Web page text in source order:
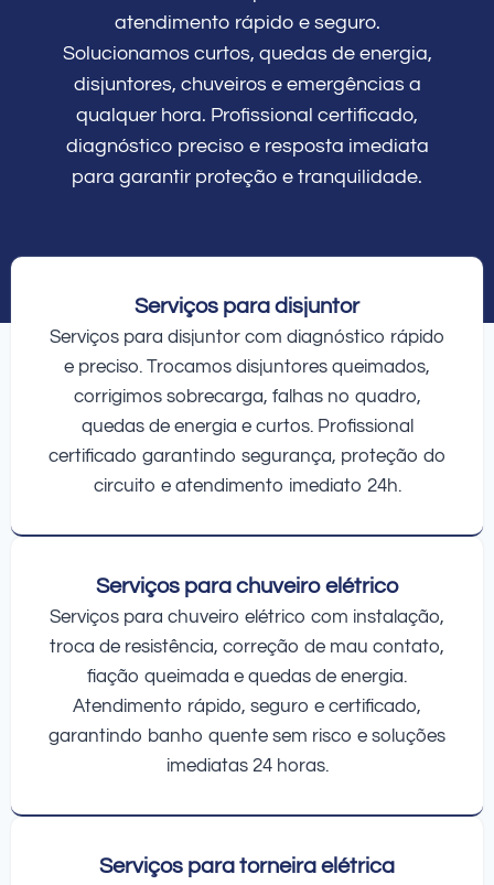
atendimento rápido e seguro.
Solucionamos curtos, quedas de energia,
disjuntores, chuveiros e emergências a
qualquer hora. Profissional certificado,
diagnóstico preciso e resposta imediata
para garantir proteção e tranquilidade.
Serviços para disjuntor
Serviços para disjuntor com diagnóstico rápido
e preciso. Trocamos disjuntores queimados,
corrigimos sobrecarga, falhas no quadro,
quedas de energia e curtos. Profissional
certificado garantindo segurança, proteção do
circuito e atendimento imediato 24h.
Serviços para chuveiro elétrico
Serviços para chuveiro elétrico com instalação,
troca de resistência, correção de mau contato,
fiação queimada e quedas de energia.
Atendimento rápido, seguro e certificado,
garantindo banho quente sem risco e soluções
imediatas 24 horas.
Serviços para torneira elétrica